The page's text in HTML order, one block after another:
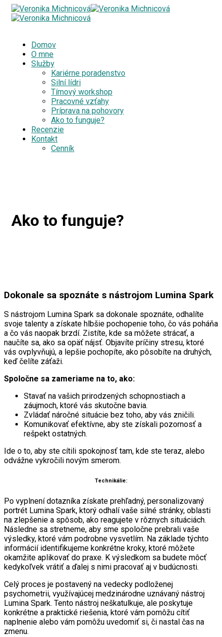
Domov
O mne
Služby
Kariérne poradenstvo
Silní lídri
Tímový workshop
Pracovné vzťahy
Príprava na pohovory
Ako to funguje?
Recenzie
Kontakt
Cenník
Ako to funguje?
Dokonale sa spoznáte s nástrojom Lumina Spark
S nástrojom Lumina Spark sa dokonale spoznáte, odhalíte
svoje talenty a získate hlbšie pochopenie toho, čo vás poháňa
a čo vás naopak brzdí. Zistíte, kde sa môžete strácať, a
naučíte sa, ako sa opäť nájsť. Objavíte príčiny stresu, ktoré
vás ovplyvňujú, a lepšie pochopíte, ako pôsobíte na druhých,
keď čelíte záťaži.
Spoločne sa zameriame na to, ako:
Stavať na vašich prirodzených schopnostiach a
záujmoch, ktoré vás skutočne bavia.
Zvládať náročné situácie bez toho, aby vás zničili.
Komunikovať efektívne, aby ste získali pozornosť a
rešpekt ostatných.
Ide o to, aby ste cítili spokojnosť tam, kde ste teraz, alebo
odvážne vykročili novým smerom.
Technikálie:
Po vyplnení dotazníka získate prehľadný, personalizovaný
portrét Lumina Spark, ktorý odhalí vaše silné stránky, oblasti
na zlepšenie a spôsob, ako reagujete v rôznych situáciách.
Následne sa stretneme, aby sme spoločne prebrali vaše
výsledky, ktoré vám podrobne vysvetlím. Na základe týchto
informácií identifikujeme konkrétne kroky, ktoré môžete
okamžite aplikovať do praxe. K výsledkom sa budete môcť
kedykoľvek vrátiť a ďalej s nimi pracovať aj v budúcnosti.
Celý proces je postavený na vedecky podloženej
psychometrii, využívajúcej medzinárodne uznávaný nástroj
Lumina Spark. Tento nástroj neškatulkuje, ale poskytuje
konkrétne a praktické riešenia, ktoré vám pomôžu cítiť
naplnenie alebo vám pomôžu uvedomiť si, či nastal čas na
zmenu.